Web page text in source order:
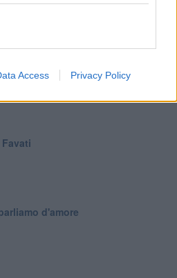
Access Privacy Policy
mezza estate
d'amore